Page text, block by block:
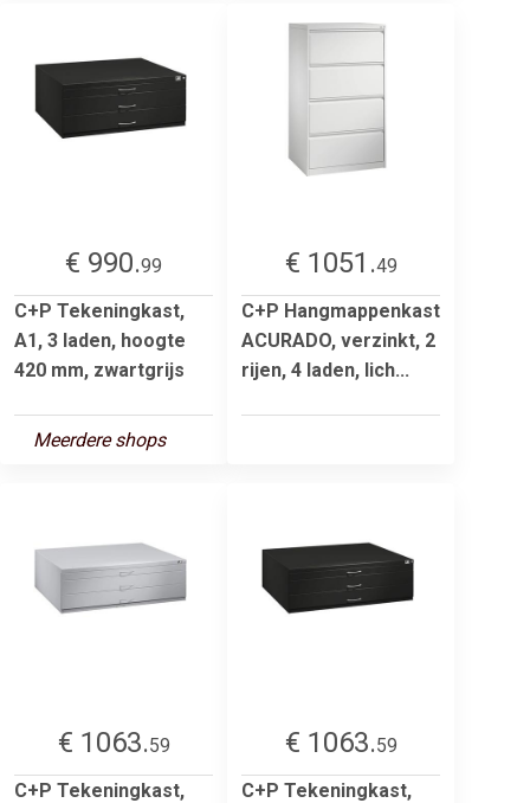
€ 990.99
C+P Tekeningkast,
A1, 3 laden, hoogte
420 mm, zwartgrijs
Meerdere shops
€ 1051.49
C+P Hangmappenkast
ACURADO, verzinkt, 2
rijen, 4 laden, lich...
€ 1063.59
C+P Tekeningkast,
€ 1063.59
C+P Tekeningkast,